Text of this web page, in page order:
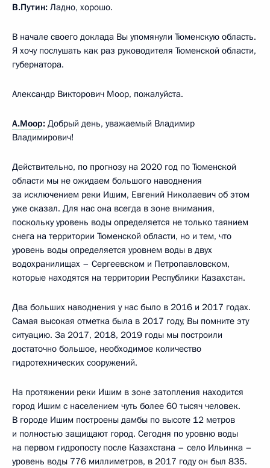
В.Путин: Ладно, хорошо.
В начале своего доклада Вы упомянули Тюменскую область.
Я хочу послушать как раз руководителя Тюменской области,
губернатора.
Александр Викторович Моор, пожалуйста.
А.Моор: Добрый день, уважаемый Владимир
Владимирович!
Действительно, по прогнозу на 2020 год по Тюменской
области мы не ожидаем большого наводнения
за исключением реки Ишим, Евгений Николаевич об этом
уже сказал. Для нас она всегда в зоне внимания,
поскольку уровень воды определяется не только таянием
снега на территории Тюменской области, но и тем, что
уровень воды определяется уровнем воды в двух
водохранилищах – Сергеевском и Петропавловском,
которые находятся на территории Республики Казахстан.
Два больших наводнения у нас было в 2016 и 2017 годах.
Самая высокая отметка была в 2017 году, Вы помните эту
ситуацию. За 2017, 2018, 2019 годы мы построили
достаточно большое, необходимое количество
гидротехнических сооружений.
На протяжении реки Ишим в зоне затопления находится
город Ишим с населением чуть более 60 тысяч человек.
В городе Ишим построены дамбы по высоте 12 метров
и полностью защищают город. Сегодня по уровню воды
на первом гидропосту после Казахстана – село Ильинка –
уровень воды 776 миллиметров, в 2017 году он был 835.